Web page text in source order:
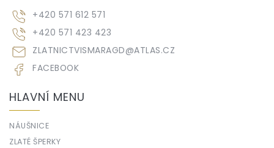
ZLATNICTVISMARAGD@ATLAS.CZ
+420 571 612 571
+420 571 423 423
FACEBOOK
HLAVNÍ MENU
NÁUŠNICE
ZLATÉ ŠPERKY